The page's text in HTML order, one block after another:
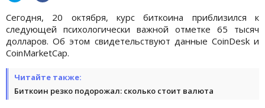
Сегодня, 20 октября, курс биткоина приблизился к
следующей психологически важной отметке 65 тысяч
долларов. Об этом свидетельствуют данные CoinDesk и
CoinMarketCap.
Читайте также:
Биткоин резко подорожал: сколько стоит валюта